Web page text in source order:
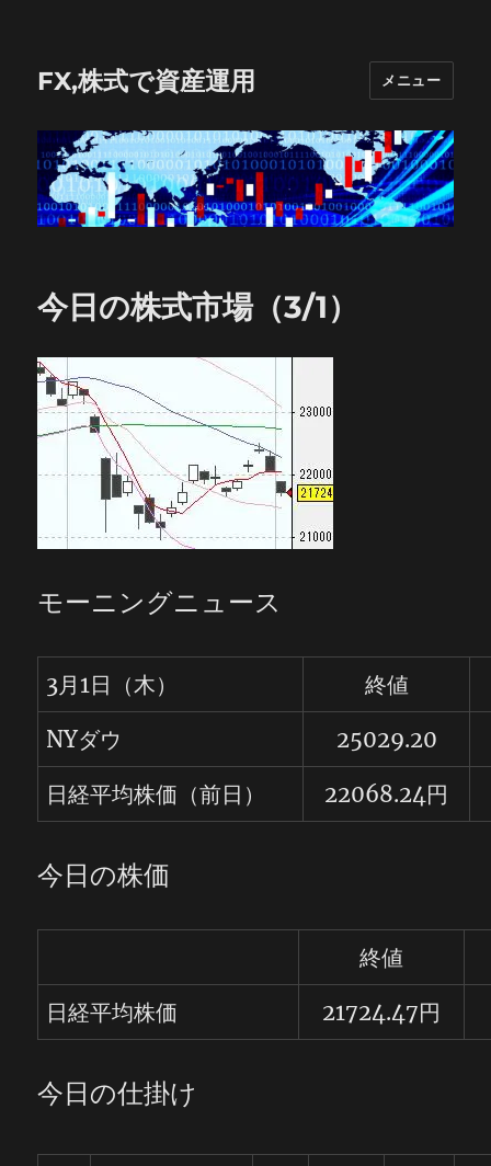
FX,株式で資産運用 メニュー
今日の株式市場（3/1）
モーニングニュース
3月1日（木）
終値
NYダウ
25029.20
日経平均株価（前日）
22068.24円
今日の株価
終値
日経平均株価
21724.47円
今日の仕掛け